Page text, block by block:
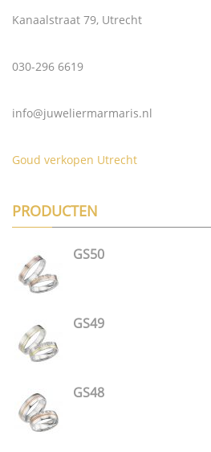
Kanaalstraat 79, Utrecht
030-296 6619
info@juweliermarmaris.nl
Goud verkopen Utrecht
PRODUCTEN
GS50
GS49
GS48